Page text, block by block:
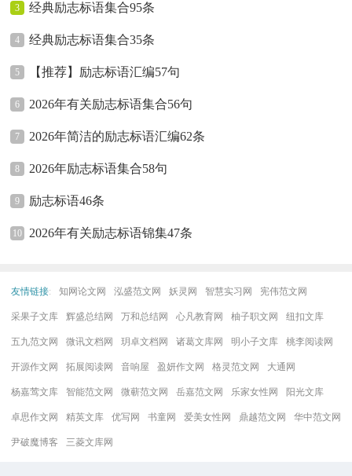
3 经典励志标语集合95条
4 经典励志标语集合35条
5 【推荐】励志标语汇编57句
6 2026年有关励志标语集合56句
7 2026年简洁的励志标语汇编62条
8 2026年励志标语集合58句
9 励志标语46条
10 2026年有关励志标语锦集47条
友情链接: 知网论文网 泓盛范文网 妖灵网 智慧实习网 宪伟范文网
采果子文库 辉盛总结网 万和总结网 心凡教育网 柚子职文网 纽扣文库
五九范文网 微讯文档网 玥卓文档网 诸葛文库网 明小子文库 桃李阅读网
开源作文网 拓展阅读网 音响屋 盈妍作文网 格灵范文网 大通网
杨嘉莺文库 智能范文网 微蕲范文网 岳嘉范文网 乐家女性网 阳光文库
卓思作文网 精英文库 优写网 书童网 爱美女性网 鼎越范文网 华中范文网
尹破魔博客 三菱文库网